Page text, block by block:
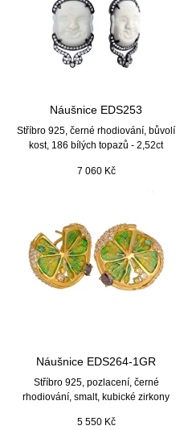
Náušnice EDS253
Stříbro 925, černé rhodiování, bůvolí
kost, 186 bílých topazů - 2,52ct
7 060 Kč
Náušnice EDS264-1GR
Stříbro 925, pozlacení, černé
rhodiování, smalt, kubické zirkony
5 550 Kč